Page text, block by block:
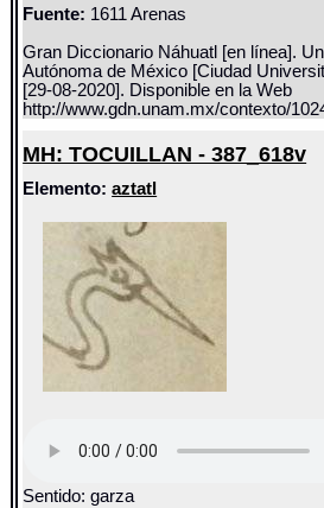
Fuente: 1611 Arenas
Gran Diccionario Náhuatl [en línea].
Autónoma de México [Ciudad
[29-08-2020]. Disponible en la Web
http://www.gdn.unam.mx/contexto/
MH: TOCUILLAN - 387_618v
Elemento:aztatl
Sentido: garza